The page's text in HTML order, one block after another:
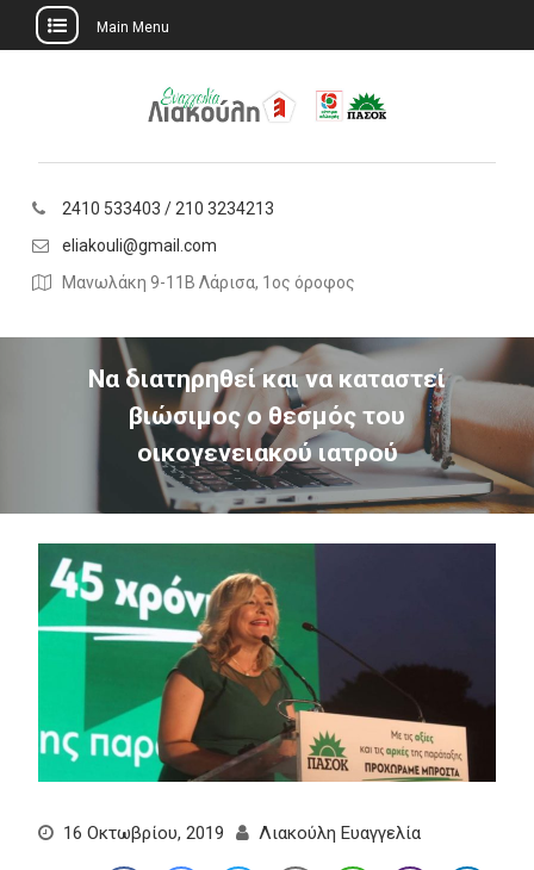
Main Menu
2410 533403 / 210 3234213
eliakouli@gmail.com
Μανωλάκη 9-11Β Λάρισα, 1ος όροφος
Να διατηρηθεί και να καταστεί
βιώσιμος ο θεσμός του
οικογενειακού ιατρού
16 Οκτωβρίου, 2019 Λιακούλη Ευαγγελία